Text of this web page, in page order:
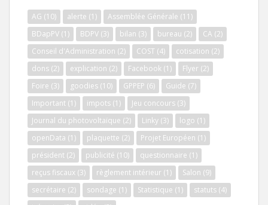
AG (10) alerte (1) Assemblée Générale (11)
BDapPV (1) BDPV (3) bilan (3) bureau (2) CA (2)
Conseil d'Administration (2) COST (4) cotisation (2)
dons (2) explication (2) Facebook (1) Flyer (2)
Foire (3) goodies (10) GPPEP (6) Guide (7)
Important (1) impots (1) Jeu concours (3)
Journal du photovoltaïque (2) Linky (3) logo (1)
openData (1) plaquette (2) Projet Européen (1)
président (2) publicité (10) questionnaire (1)
reçus fiscaux (3) règlement intérieur (1) Salon (9)
secrétaire (2) sondage (1) Statistique (1) statuts (4)